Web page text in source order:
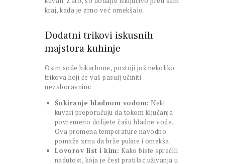
kraj, kada je zrno već omekšalo.
Dodatni trikovi iskusnih
majstora kuhinje
Osim sode bikarbone, postoji još nekoliko
trikova koji će vaš pasulj učiniti
nezaboravnim:
Šokiranje hladnom vodom: Neki
kuvari preporučuju da tokom ključanja
povremeno dolijete čašu hladne vode.
Ova promena temperature navodno
pomaže zrnu da brže pukne i omekša.
Lovorov list i kim: Kako biste sprečili
nadutost, koja je čest pratilac uživanja u